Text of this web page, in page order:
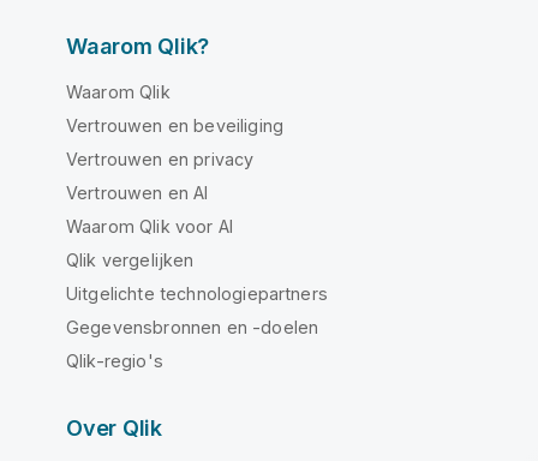
Waarom Qlik?
Waarom Qlik
Vertrouwen en beveiliging
Vertrouwen en privacy
Vertrouwen en AI
Waarom Qlik voor AI
Qlik vergelijken
Uitgelichte technologiepartners
Gegevensbronnen en -doelen
Qlik-regio's
Over Qlik